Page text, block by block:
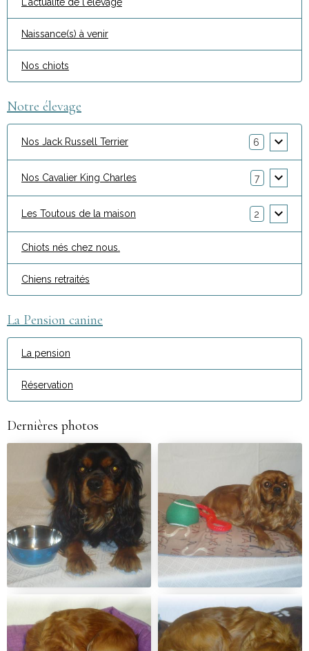
Naissance(s) à venir
Nos chiots
Notre élevage
Nos Jack Russell Terrier 6
Nos Cavalier King Charles 7
Les Toutous de la maison 2
Chiots nés chez nous.
Chiens retraités
La Pension canine
La pension
Réservation
Dernières photos